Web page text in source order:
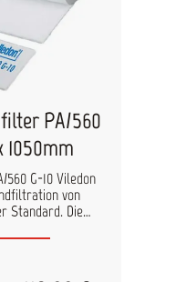
PA/560
1050mm
G-10 Viledon
von
Standard. Die
bietet damit
3050 x